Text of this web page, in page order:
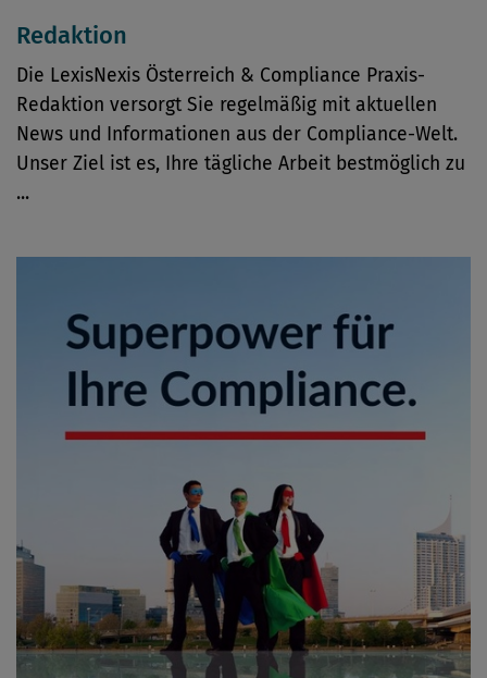
Redaktion
Die LexisNexis Österreich & Compliance Praxis-
Redaktion versorgt Sie regelmäßig mit aktuellen
News und Informationen aus der Compliance-Welt.
Unser Ziel ist es, Ihre tägliche Arbeit bestmöglich zu
...